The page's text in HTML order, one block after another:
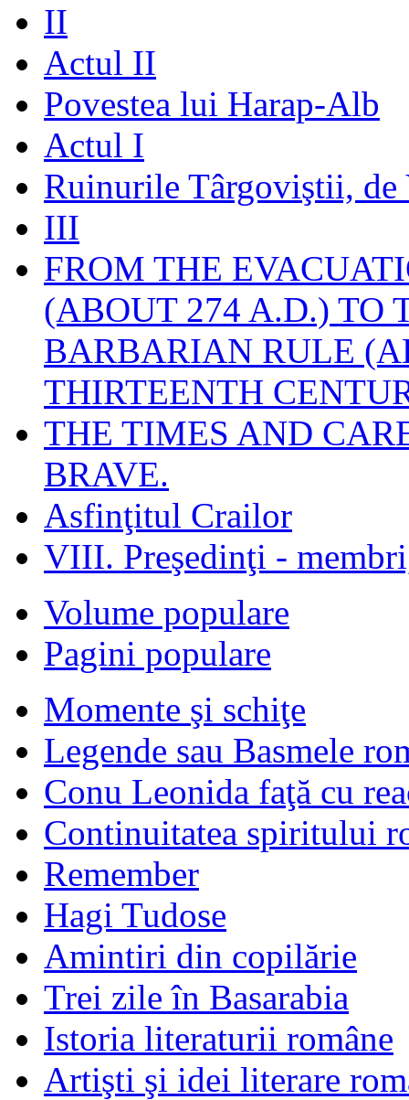
II
Actul II
Povestea lui Harap-Alb
Actul I
Ruinurile Târgoviştii, de
III
FROM THE
(ABOUT 274 A.D.) TO
BARBARIAN RULE
THIRTEENTH
THE TIMES AND
BRAVE.
Asfinţitul Crailor
VIII. Preşedinţi -
Volume populare
Pagini populare
Momente şi schiţe
Legende sau Basmele
Conu Leonida faţă cu
Continuitatea spiritului
Remember
Hagi Tudose
Amintiri din copilărie
Trei zile în Basarabia
Istoria literaturii române
Artişti şi idei literare